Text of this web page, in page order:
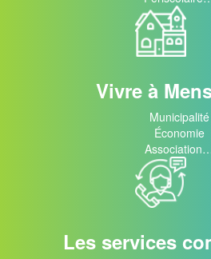
Vivre à
Municipalité
Économie
Les services